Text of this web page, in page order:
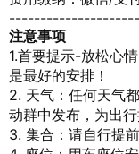
注意事项
1.首要提示-放松心
是最好的安排！
2. 天气：任何天气
动群中发布，为出行
3. 集合：请自行提